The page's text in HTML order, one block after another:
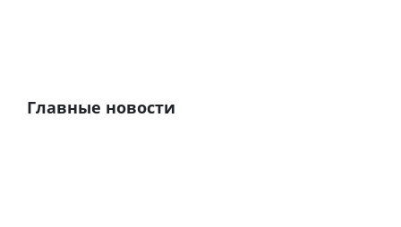
Главные новости